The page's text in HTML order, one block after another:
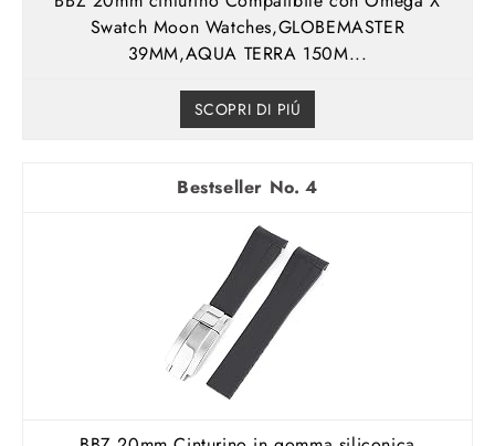
Swatch Moon Watches,GLOBEMASTER
39MM,AQUA TERRA 150M...
SCOPRI DI PIÚ
4